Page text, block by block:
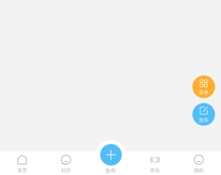

菜单

发布

首页

社区

发布

资讯

我的